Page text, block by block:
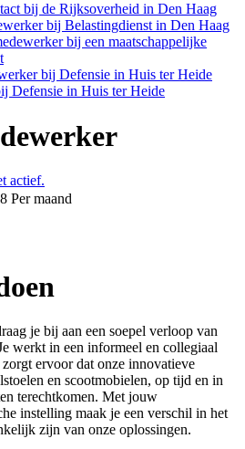
bij de Rijksoverheid in Den Haag
bij Belastingdienst in Den Haag
bij een maatschappelijke
bij Defensie in Huis ter Heide
Defensie in Huis ter Heide
actief.
Per maand
je bij aan een soepel verloop van
werkt in een informeel en collegiaal
ervoor dat onze innovatieve
en scootmobielen, op tijd en in
terechtkomen. Met jouw
instelling maak je een verschil in het
zijn van onze oplossingen.